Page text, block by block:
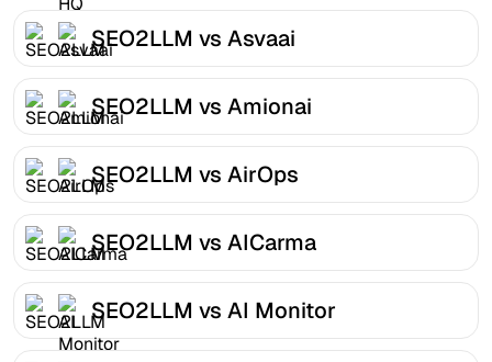
SEO2LLM vs Asvaai
SEO2LLM vs Amionai
SEO2LLM vs AirOps
SEO2LLM vs AICarma
SEO2LLM vs AI Monitor